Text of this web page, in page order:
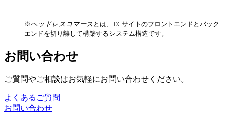
※ ヘッドレスコマース とは、ECサイトのフロントエンドとバック
エンドを切り離して構築するシステム構造です。
お問い合わせ
ご質問やご相談はお気軽にお問い合わせください。
よくあるご質問
お問い合わせ